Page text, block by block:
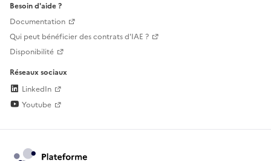
Besoin d'aide ?
Documentation
Qui peut bénéficier des contrats d'IAE ?
Disponibilité
Réseaux sociaux
LinkedIn
Youtube